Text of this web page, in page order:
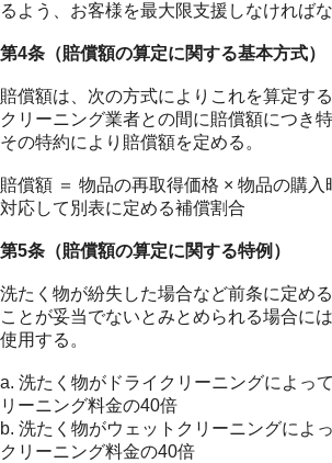
るよう、お客様を最大限支援しなければな
第4条（賠償額の算定に関する基本方式）
賠償額は、次の方式によりこれを算定す
クリーニング業者との間に賠償額につき
その特約により賠償額を定める。
賠償額 ＝ 物品の再取得価格 × 物品の購入
対応して別表に定める補償割合
第5条（賠償額の算定に関する特例）
洗たく物が紛失した場合など前条に定め
ことが妥当でないとみとめられる場合に
使用する。
a. 洗たく物がドライクリーニングによっ
リーニング料金の40倍
b. 洗たく物がウェットクリーニングによ
クリーニング料金の40倍